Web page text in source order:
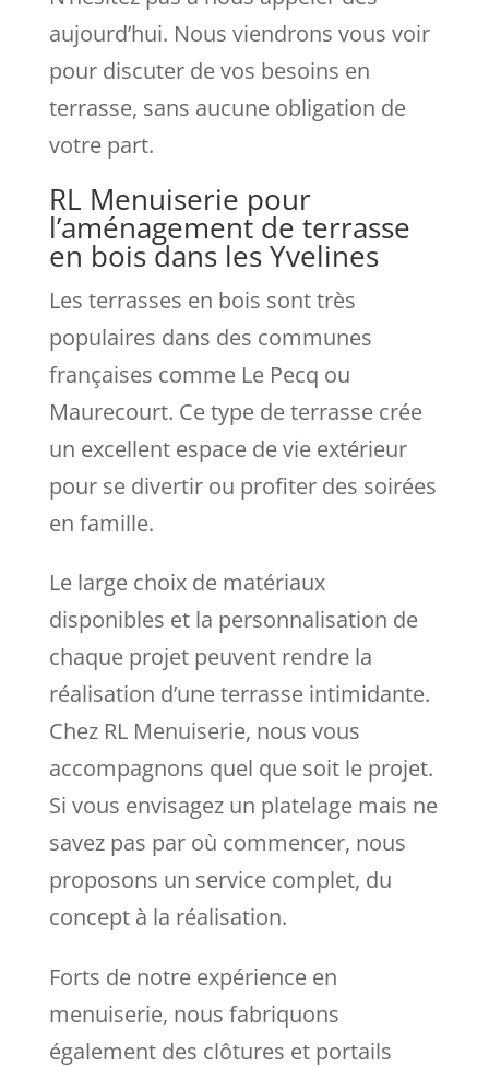
aujourd’hui. Nous viendrons vous voir
pour discuter de vos besoins en
terrasse, sans aucune obligation de
votre part.
RL Menuiserie pour
l’aménagement de terrasse
en bois dans les Yvelines
Les terrasses en bois sont très
populaires dans des communes
françaises comme Le Pecq ou
Maurecourt. Ce type de terrasse crée
un excellent espace de vie extérieur
pour se divertir ou profiter des soirées
en famille.
Le large choix de matériaux
disponibles et la personnalisation de
chaque projet peuvent rendre la
réalisation d’une terrasse intimidante.
Chez RL Menuiserie, nous vous
accompagnons quel que soit le projet.
Si vous envisagez un platelage mais ne
savez pas par où commencer, nous
proposons un service complet, du
concept à la réalisation.
Forts de notre expérience en
menuiserie, nous fabriquons
également des clôtures et portails